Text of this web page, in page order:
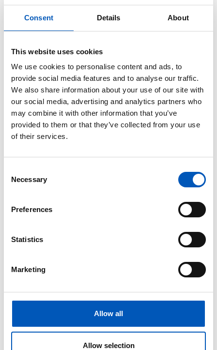
Consent Details About
This website uses cookies
We use cookies to personalise content and ads, to
provide social media features and to analyse our traffic.
We also share information about your use of our site with
our social media, advertising and analytics partners who
may combine it with other information that you’ve
provided to them or that they’ve collected from your use
of their services.
Selection
Necessary
Preferences
Statistics
Marketing
Allow all
Allow selection
Leidenschaft.
entwickelnMontageanlagen, die sich konsequent an
Ihren Zielen orientieren.
Dafür greifen wir auf ein vielfältiges Portfolio an
Fertigungsverfahren zurück:
Klammern, Löten, Schweißen